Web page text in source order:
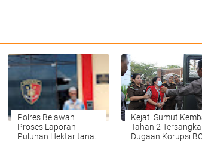
Polres Belawan
Proses Laporan
Puluhan Hektar tanah
Kejati Sumut
Tahan 2 Tersangka
Dugaan Korupsi